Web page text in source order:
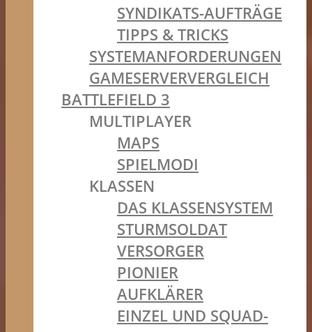
SYNDIKATS-AUFTRÄGE
TIPPS & TRICKS
SYSTEMANFORDERUNGEN
GAMESERVERVERGLEICH
BATTLEFIELD 3
MULTIPLAYER
MAPS
SPIELMODI
KLASSEN
DAS KLASSENSYSTEM
STURMSOLDAT
VERSORGER
PIONIER
AUFKLÄRER
EINZEL UND SQUAD-